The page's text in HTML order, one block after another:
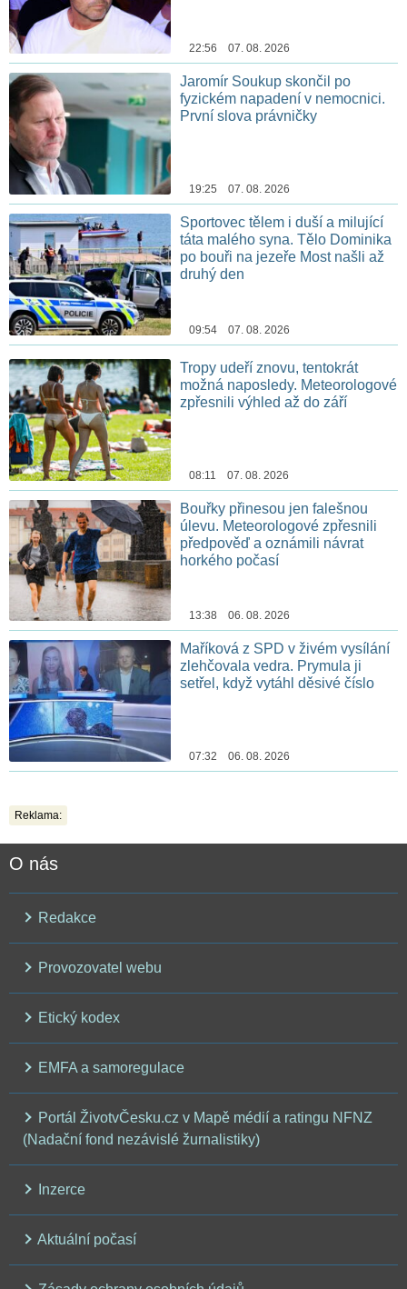
22:56 07. 08. 2026
Jaromír Soukup skončil po
fyzickém napadení v nemocnici.
První slova právničky
19:25 07. 08. 2026
Sportovec tělem i duší a milující
táta malého syna. Tělo Dominika
po bouři na jezeře Most našli až
druhý den
09:54 07. 08. 2026
Tropy udeří znovu, tentokrát
možná naposledy. Meteorologové
zpřesnili výhled až do září
08:11 07. 08. 2026
Bouřky přinesou jen falešnou
úlevu. Meteorologové zpřesnili
předpověď a oznámili návrat
horkého počasí
13:38 06. 08. 2026
Maříková z SPD v živém vysílání
zlehčovala vedra. Prymula ji
setřel, když vytáhl děsivé číslo
07:32 06. 08. 2026
Reklama:
O nás
Redakce
Provozovatel webu
Etický kodex
EMFA a samoregulace
Portál ŽivotvČesku.cz v Mapě médií a ratingu NFNZ
(Nadační fond nezávislé žurnalistiky)
Inzerce
Aktuální počasí